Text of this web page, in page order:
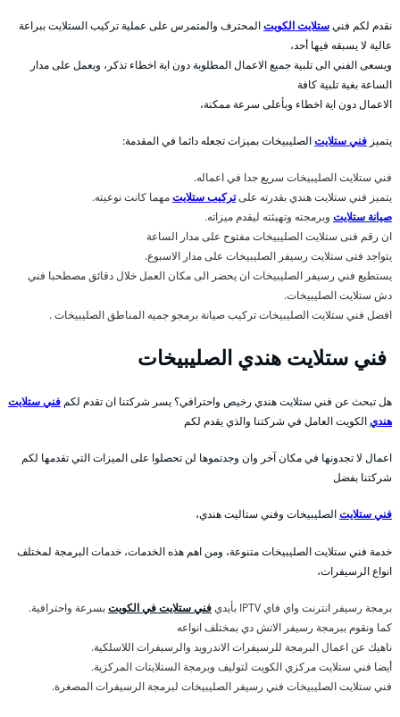
نقدم لكم فنيستلايت الكويتالمحترف والمتمرس على عملية تركيب الستلايت ببراعة
عالية لا يسبقه فيها أحد،
ويسعى الفني الى تلبية جميع الاعمال المطلوبة دون اية اخطاء تذكر، ويعمل على مدار
الساعة بغية تلبية كافة
الاعمال دون اية اخطاء وبأعلى سرعة ممكنة،
يتميز فني ستلايتالصليبيخات بميزات تجعله دائما في المقدمة:
فني ستلايت الصليبيخات سريع جدا في اعماله.
يتميز فني ستلايت هندي بقدرته علىتركيب ستلايتمهما كانت نوعيته.
صيانة ستلايت وبرمجته وتهيئته ليقدم ميزاته.
ان رقم فنى ستلايت الصليبيخات مفتوح على مدار الساعة
يتواجد فتى ستلايت رسيفر الصليبيخات على مدار الاسبوع.
يستطيع فني رسيفر الصليبيخات ان يحضر الى مكان العمل خلال دقائق مصطحبا فني
دش ستلايت الصليبيخات.
افضل فني ستلايت الصليبيخات تركيب صيانة برمجو جميه المناطق الصليبيخات .
فني ستلايت هندي الصليبيخات
هل تبحث عن فني ستلايت هندي رخيص واحترافي؟ يسر شركتنا ان تقدم لكم فني ستلايت
هنديالكويت العامل في شركتنا والذي يقدم لكم
اعمال لا تجدونها في مكان آخر وان وجدتموها لن تحصلوا على الميزات التي تقدمها لكم
شركتنا بفضل
فني ستلايتالصليبيخات وفني ستاليت هندي،
خدمة فني ستلايت الصليبيخات متنوعة، ومن اهم هذه الخدمات، خدمات البرمجة لمختلف
انواع الرسيفرات،
برمجة رسيفر انترنت واي فاي IPTV بأيدي فني ستلايت في الكويتبسرعة واحترافية.
كما ونقوم ببرمجة رسيفر الاتش دي بمختلف انواعه
ناهيك عن اعمال البرمجة للرسيفرات الاندرويد والرسيفرات اللاسلكية.
أيضا فني ستلايت مركزي الكويت لتوليف وبرمجة الستلايتات المركزية.
فني ستلايت الصليبيخات فني رسيفر الصليبيخات لبرمجة الرسيفرات المصغرة.